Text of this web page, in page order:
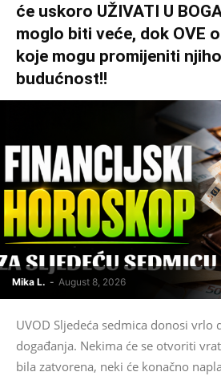
će uskoro UŽIVATI U
moglo biti veće, dok OVE
koje mogu promijeniti
budućnost!!
Mika L. - August 8, 2026
UVOD Sljedeća sedmica donosi vrlo
događanja. Nekima će se otvoriti
bila zatvorena, neki će konačno